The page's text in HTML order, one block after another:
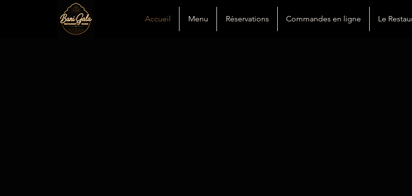
Accueil Menu Réservations Commandes en ligne Le